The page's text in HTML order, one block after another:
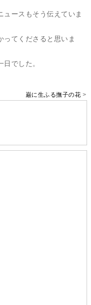
ースもそう伝えていま
ってくださると思いま
でした。
巌に生ふる撫子の花 >